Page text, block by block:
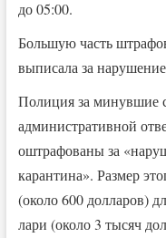
до 05:00.
Большую часть
выписала за
Полиция за минувшие
административной
оштрафованы за
карантина». Размер
(около 600 долларов)
лари (около 3 тысяч